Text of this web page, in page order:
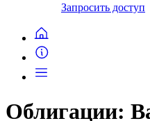
Запросить доступ
Облигации: